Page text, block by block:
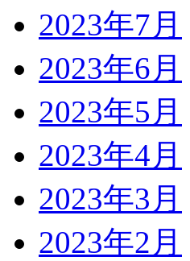
2023年7月
2023年6月
2023年5月
2023年4月
2023年3月
2023年2月